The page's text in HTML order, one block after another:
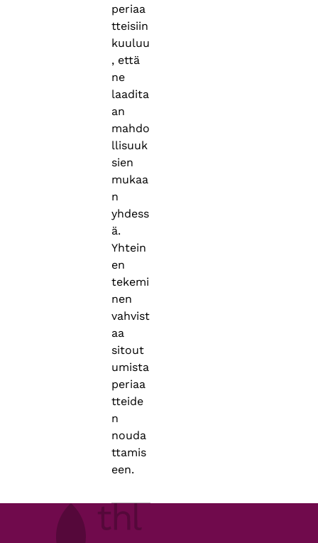
periaa
tteisiin
kuuluu
, että
ne
laadita
an
mahdo
llisuuk
sien
mukaa
n
yhdess
ä.
Yhtein
en
tekemi
nen
vahvist
aa
sitout
umista
periaa
tteide
n
nouda
ttamis
een.